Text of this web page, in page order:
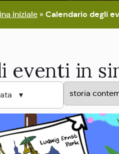
iniziale » Calendario degli
eventi in